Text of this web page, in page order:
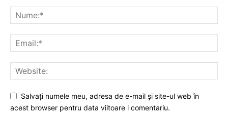
Salvați numele meu, adresa de e-mail și site-ul web în
acest browser pentru data viitoare i comentariu.